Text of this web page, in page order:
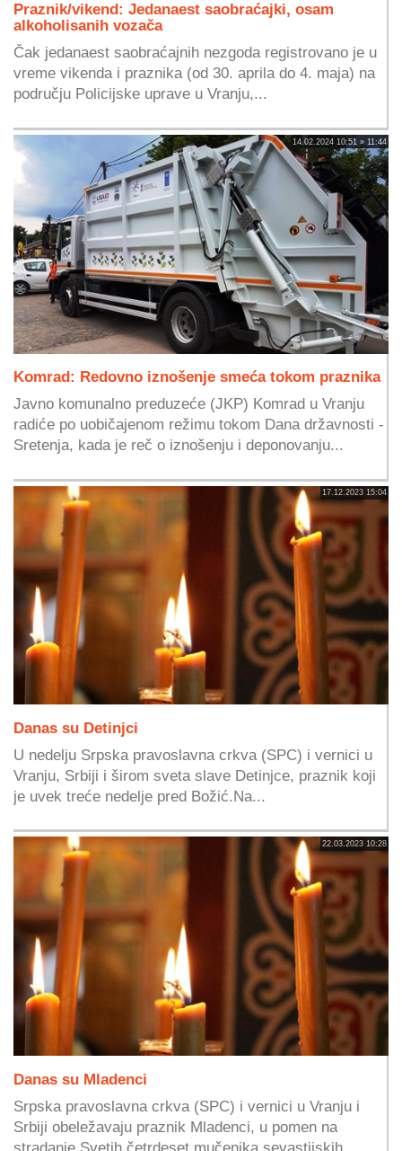
Praznik/vikend: Jedanaest saobraćajki, osam
alkoholisanih vozača
Čak jedanaest saobraćajnih nezgoda registrovano je u
vreme vikenda i praznika (od 30. aprila do 4. maja) na
području Policijske uprave u Vranju,...
14.02.2024 10:51 » 11:44
Komrad: Redovno iznošenje smeća tokom praznika
Javno komunalno preduzeće (JKP) Komrad u Vranju
radiće po uobičajenom režimu tokom Dana državnosti -
Sretenja, kada je reč o iznošenju i deponovanju...
17.12.2023 15:04
Danas su Detinjci
U nedelju Srpska pravoslavna crkva (SPC) i vernici u
Vranju, Srbiji i širom sveta slave Detinjce, praznik koji
je uvek treće nedelje pred Božić.Na...
22.03.2023 10:28
Danas su Mladenci
Srpska pravoslavna crkva (SPC) i vernici u Vranju i
Srbiji obeležavaju praznik Mladenci, u pomen na
stradanje Svetih četrdeset mučenika sevastijskih....